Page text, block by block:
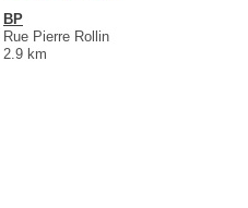
BP
Rue Pierre Rollin
2.9 km